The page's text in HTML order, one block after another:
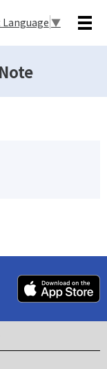
Language ▼ メ